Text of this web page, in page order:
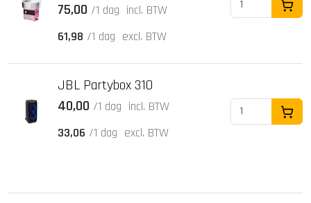
75,00 /1 dag incl. BTW
61,98 /1 dag excl. BTW
In
JBL Partybox 310
40,00 /1 dag incl. BTW
33,06 /1 dag excl. BTW
In